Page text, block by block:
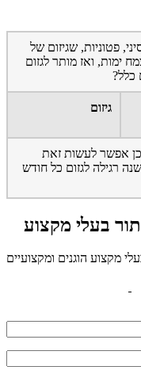
פטוניות, שגיזום של
ימות, ואז מותר לגזום
כלל?
גיזום
אפשר לעשות זאת
רגילה לגזום כל חודש
בעלי מקצוע
מקצוע הוגנים ומקצועיים